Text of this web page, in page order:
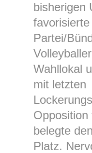
bisherigen
Partei/
Wahllokal
mit letzten
Opposition
belegte
Platz.